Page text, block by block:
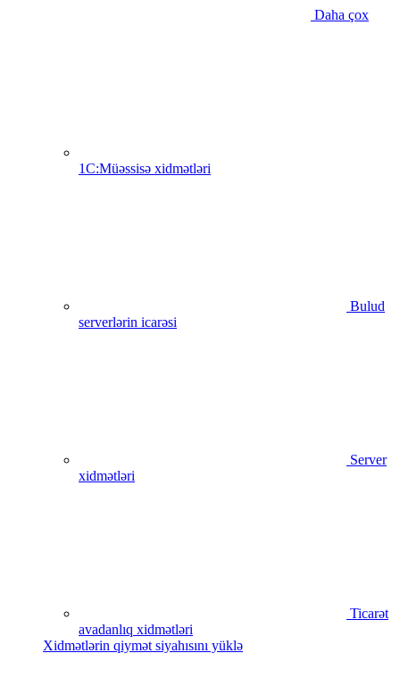
Daha çox
1C:Müəssisə xidmətləri
Bulud
serverlərin icarəsi
Server
xidmətləri
Ticarət
avadanlıq xidmətləri
Xidmətlərin qiymət siyahısını yüklə